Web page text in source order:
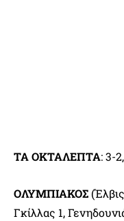
ΤΑ ΟΚΤΑΛΕΠΤΑ: 3-
ΟΛΥΜΠΙΑΚΟΣ
Γκίλλας 1,